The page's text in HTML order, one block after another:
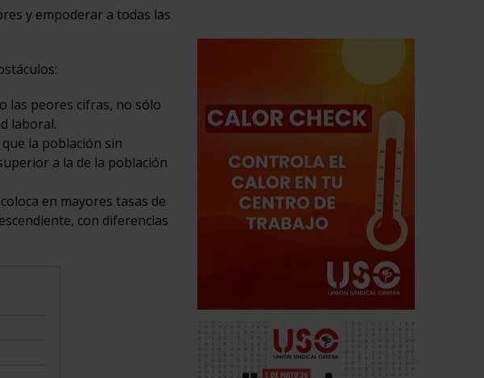
y empoderar a todas las
las peores cifras, no sólo
laboral.
la población sin
a la de la población
en mayores tasas de
con diferencias